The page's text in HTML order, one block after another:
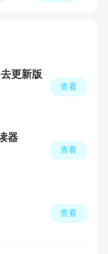
更新版
查看
器
查看
查看